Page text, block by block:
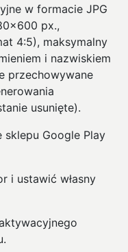
w formacie JPG
px.,
4:5), maksymalny
i nazwiskiem
przechowywane
usunięte).
sklepu Google Play
i ustawić własny